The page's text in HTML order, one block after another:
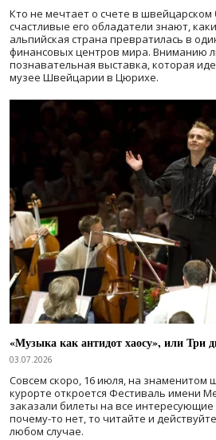
Кто не мечтает о счете в швейцарском
счастливые его обладатели знают,
альпийская страна превратилась в
финансовых центров мира. Вниманию
познавательная выставка, которая
музее Швейцарии в Цюрихе.
«Музыка как антидот хаосу», или Три
03.07.2026
Совсем скоро, 16 июля, на знаменитом
курорте откроется Фестиваль имени
заказали билеты на все интересующие
почему-то нет, то читайте и
любом случае.